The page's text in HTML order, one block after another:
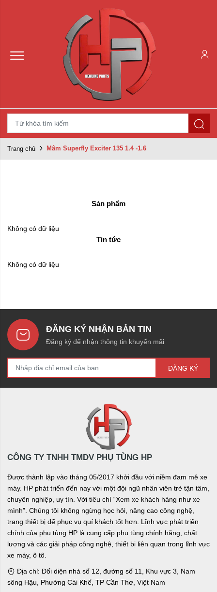
Trang chủ Mâm Superfly Exciter 135 1.4 -1.6
Sản phẩm
Không có dữ liệu
Tin tức
Không có dữ liệu
ĐĂNG KÝ NHẬN BẢN TIN
Đăng ký để nhận thông tin khuyến mãi
ĐĂNG KÝ
CÔNG TY TNHH TMDV PHỤ TÙNG HP
Được thành lập vào tháng 05/2017 khởi đầu với niềm đam mê xe
máy. HP phát triển đến nay với một đội ngũ nhân viên trẻ tận tâm,
chuyên nghiệp, uy tín. Với tiêu chí “Xem xe khách hàng như xe
mình”. Chúng tôi không ngừng học hỏi, nâng cao công nghệ,
trang thiết bị để phục vụ quí khách tốt hơn. Lĩnh vực phát triển
chính của phụ tùng HP là cung cấp phụ tùng chính hãng, chất
lượng và các giải pháp công nghệ, thiết bị liên quan trong lĩnh vực
xe máy, ô tô.
Địa chỉ: Đối diện nhà số 12, đường số 11, Khu vực 3, Nam
sông Hậu, Phường Cái Khế, TP Cần Thơ, Việt Nam